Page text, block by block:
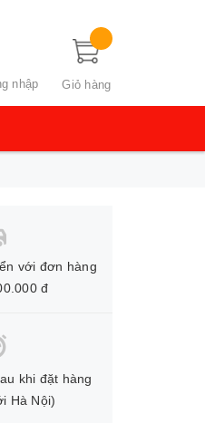
nhập Giỏ hàng
với đơn hàng
đ
khi đặt hàng
Hà Nội)